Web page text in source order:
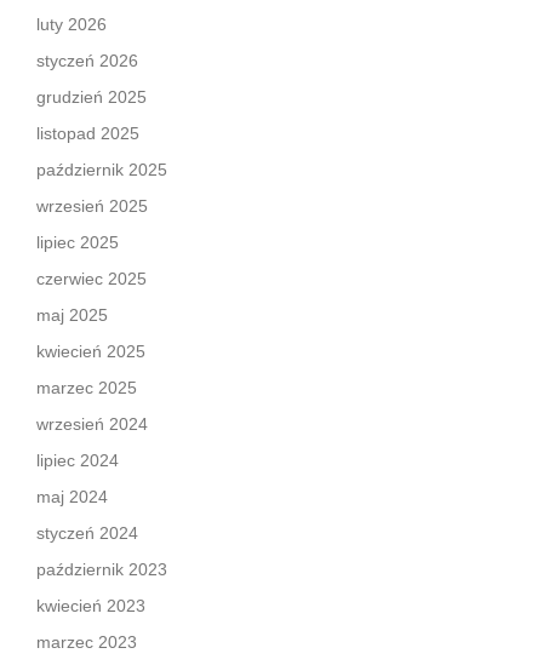
luty 2026
styczeń 2026
grudzień 2025
listopad 2025
październik 2025
wrzesień 2025
lipiec 2025
czerwiec 2025
maj 2025
kwiecień 2025
marzec 2025
wrzesień 2024
lipiec 2024
maj 2024
styczeń 2024
październik 2023
kwiecień 2023
marzec 2023